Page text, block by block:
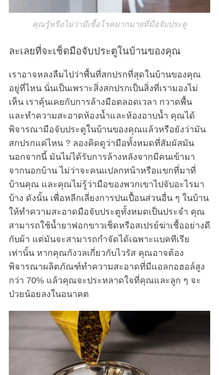
คุณรู้หรือไม่ว่ามีเชื้อโรคมากมายที่มือจับประตู
ละเลยที่จะเช็ดมือจับประตูในบ้านของคุณ
เราอาจหลงลืมไปว่าพื้นที่สกปรกที่สุดในบ้านของคุณ
อยู่ที่ไหน นั่นเป็นเพราะสิ่งสกปรกเป็นสิ่งที่เรามองไม่
เห็น เราคุ้นเคยกับการล้างมือตลอดเวลา กวาดพื้น
และทำความสะอาดห้องน้ำและห้องอาบน้ำ คุณได้
พิจารณามือจับประตูในบ้านของคุณแล้วหรือยังว่ามัน
สกปรกแค่ไหน ? ลองคิดดูว่ามือทั้งหมดที่สัมผัสมัน
นอกจากนี้ มันไม่ได้รับการล้างหลังจากมีคนเข้ามา
จากนอกบ้าน ไม่ว่าจะคนแปลกหน้าหรือแขกที่มาที่
บ้านคุณ และคุณไม่รู้ว่ามือของพวกเขาไปจับอะไรมา
บ้าง ดังนั้น เพื่อหลีกเลี่ยงการปนเปื้อนส่วนอื่น ๆ ในบ้าน
ให้ทำความสะอาดมือจับประตูทั้งหมดเป็นประจำ คุณ
สามารถใช้น้ำยาฟอกขาวเช็ดหรือสเปรย์ฆ่าเชื้ออย่างดี
กับผ้า แต่มันจะสามารถกำจัดได้เฉพาะแบคทีเรีย
เท่านั้น หากคุณกังวลเกี่ยวกับไวรัส คุณอาจต้อง
พิจารณาผลิตภัณฑ์ทำความสะอาดที่มีแอลกอฮอล์สูง
กว่า 70% แล้วคุณจะประหลาดใจที่คุณและลูก ๆ จะ
ป่วยน้อยลงในอนาคต